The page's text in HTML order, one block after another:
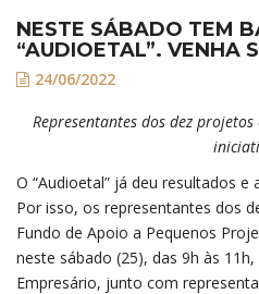
NESTE SÁBADO TEM
“AUDIOETAL”. VENHA
24/06/2022
Representantes dos dez
O “Audioetal” já deu resultados
Por isso, os representantes dos
Fundo de Apoio a Pequenos
neste sábado (25), das 9h às
Empresário, junto com